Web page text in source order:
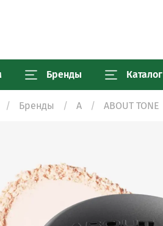
Бренды Каталог
Бренды A ABOUT TONE